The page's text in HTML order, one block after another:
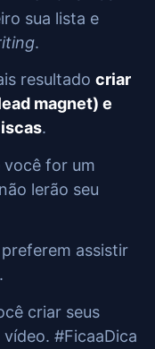
sua lista e
.
resultado criar
magnet) e
.
você for um
lerão seu
assistir
criar seus
#FicaaDica